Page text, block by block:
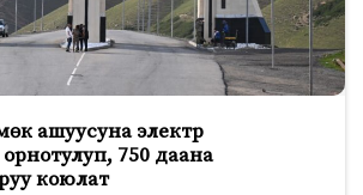
ашуусуна электр
750 даана
коюлат